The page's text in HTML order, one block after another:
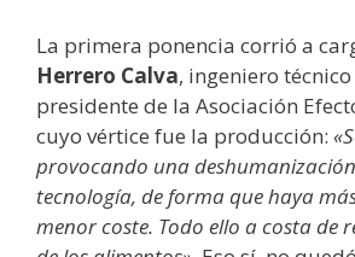
La primera ponencia corrió a
Herrero Calva, ingeniero
presidente de la Asociación
cuyo vértice fue la producción:
provocando una
tecnología, de forma que haya
menor coste. Todo ello a costa de